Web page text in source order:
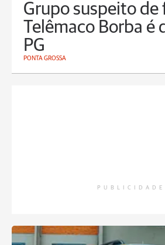
Grupo suspeito de
Telêmaco Borba é
PG
PONTA GROSSA
PUBLICIDADE